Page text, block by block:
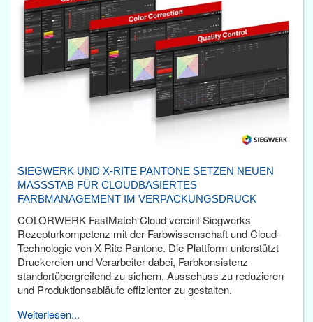
SIEGWERK UND X-RITE PANTONE SETZEN NEUEN
MASSSTAB FÜR CLOUDBASIERTES F
ARBMANAGEMENT IM VERPACKUNGSDRUCK
COLORWERK FastMatch Cloud vereint Siegwerks
Rezepturkompetenz mit der Farbwissenschaft und Cloud-
Technologie von X-Rite Pantone. Die Plattform unterstützt
Druckereien und Verarbeiter dabei, Farbkonsistenz
standortübergreifend zu sichern, Ausschuss zu reduzieren
und Produktionsabläufe effizienter zu gestalten.
Weiterlesen...